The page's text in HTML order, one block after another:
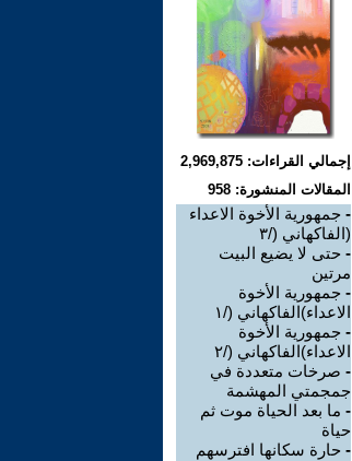
إجمالي القراءات: 2,969,875
المقالات المنشورة: 958
- جمهورية الأخوة الاعداء
(الفاكهاني (/٣
- حتى لا يضيع البيت
مرتين
- جمهورية الأخوة
الاعداء)الفاكهاني (/١
- جمهورية الأخوة
الاعداء)الفاكهاني (/٢
- صرخات متعددة في
جمجمتي المهشمة
- ما بعد الحياة موت ثم
حياة
- حارة سكانها افترسهم